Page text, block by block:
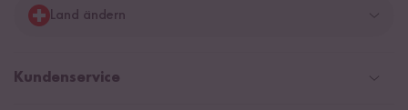
Land ändern
Deutschland
Kundenservice